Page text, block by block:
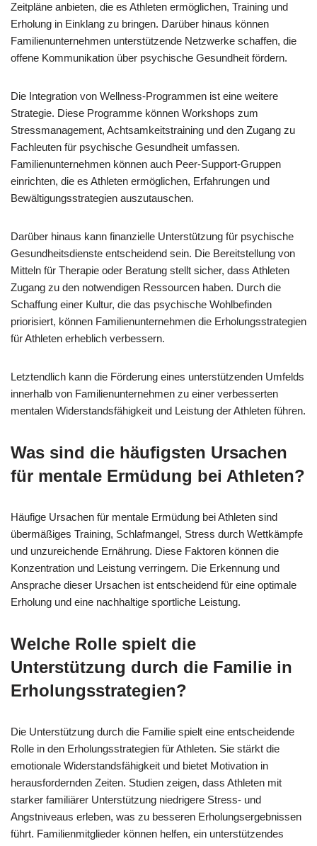
Zeitpläne anbieten, die es Athleten ermöglichen, Training und
Erholung in Einklang zu bringen. Darüber hinaus können
Familienunternehmen unterstützende Netzwerke schaffen, die
offene Kommunikation über psychische Gesundheit fördern.
Die Integration von Wellness-Programmen ist eine weitere
Strategie. Diese Programme können Workshops zum
Stressmanagement, Achtsamkeitstraining und den Zugang zu
Fachleuten für psychische Gesundheit umfassen.
Familienunternehmen können auch Peer-Support-Gruppen
einrichten, die es Athleten ermöglichen, Erfahrungen und
Bewältigungsstrategien auszutauschen.
Darüber hinaus kann finanzielle Unterstützung für psychische
Gesundheitsdienste entscheidend sein. Die Bereitstellung von
Mitteln für Therapie oder Beratung stellt sicher, dass Athleten
Zugang zu den notwendigen Ressourcen haben. Durch die
Schaffung einer Kultur, die das psychische Wohlbefinden
priorisiert, können Familienunternehmen die Erholungsstrategien
für Athleten erheblich verbessern.
Letztendlich kann die Förderung eines unterstützenden Umfelds
innerhalb von Familienunternehmen zu einer verbesserten
mentalen Widerstandsfähigkeit und Leistung der Athleten führen.
Was sind die häufigsten Ursachen
für mentale Ermüdung bei Athleten?
Häufige Ursachen für mentale Ermüdung bei Athleten sind
übermäßiges Training, Schlafmangel, Stress durch Wettkämpfe
und unzureichende Ernährung. Diese Faktoren können die
Konzentration und Leistung verringern. Die Erkennung und
Ansprache dieser Ursachen ist entscheidend für eine optimale
Erholung und eine nachhaltige sportliche Leistung.
Welche Rolle spielt die
Unterstützung durch die Familie in
Erholungsstrategien?
Die Unterstützung durch die Familie spielt eine entscheidende
Rolle in den Erholungsstrategien für Athleten. Sie stärkt die
emotionale Widerstandsfähigkeit und bietet Motivation in
herausfordernden Zeiten. Studien zeigen, dass Athleten mit
starker familiärer Unterstützung niedrigere Stress- und
Angstniveaus erleben, was zu besseren Erholungsergebnissen
führt. Familienmitglieder können helfen, ein unterstützendes